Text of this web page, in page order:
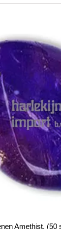
Amethist. (50